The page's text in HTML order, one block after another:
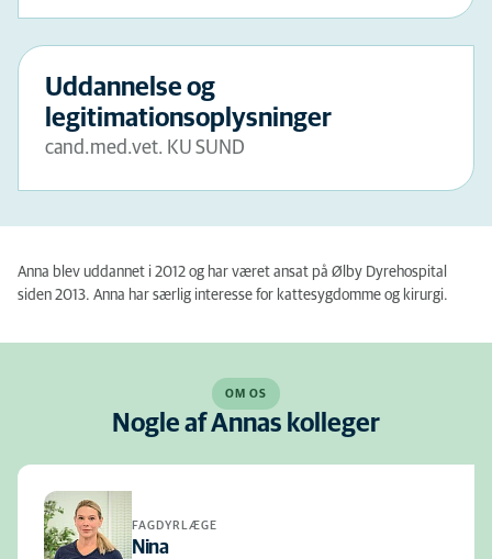
Uddannelse og
legitimationsoplysninger
cand.med.vet. KU SUND
Anna blev uddannet i 2012 og har været ansat på Ølby Dyrehospital
siden 2013. Anna har særlig interesse for kattesygdomme og kirurgi.
OM OS
Nogle af Annas kolleger
FAGDYRLÆGE
Nina